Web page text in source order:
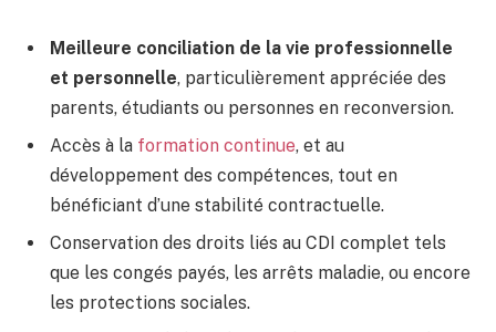
Meilleure conciliation de la vie professionnelle
et personnelle, particulièrement appréciée des
parents, étudiants ou personnes en reconversion.
Accès à la formation continue, et au
développement des compétences, tout en
bénéficiant d’une stabilité contractuelle.
Conservation des droits liés au CDI complet tels
que les congés payés, les arrêts maladie, ou encore
les protections sociales.